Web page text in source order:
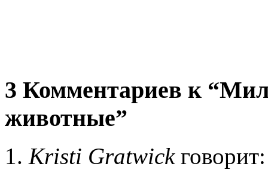
3 Комментариев к
животные”
Kristi Gratwickговорит: